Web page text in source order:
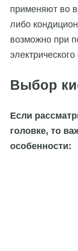
применяют во
либо
возможно при
Выбор
Если
головке, то
особенности: